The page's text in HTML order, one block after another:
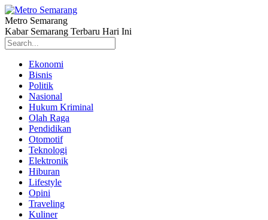
Metro Semarang
Kabar Semarang Terbaru Hari Ini
Ekonomi
Bisnis
Politik
Nasional
Hukum Kriminal
Olah Raga
Pendidikan
Otomotif
Teknologi
Elektronik
Hiburan
Lifestyle
Opini
Traveling
Kuliner